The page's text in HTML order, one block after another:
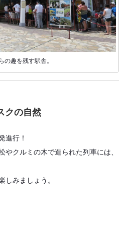
の趣を残す駅舎。
クの自然
進行！
やクルミの木で造られた列車には、
しみましょう。